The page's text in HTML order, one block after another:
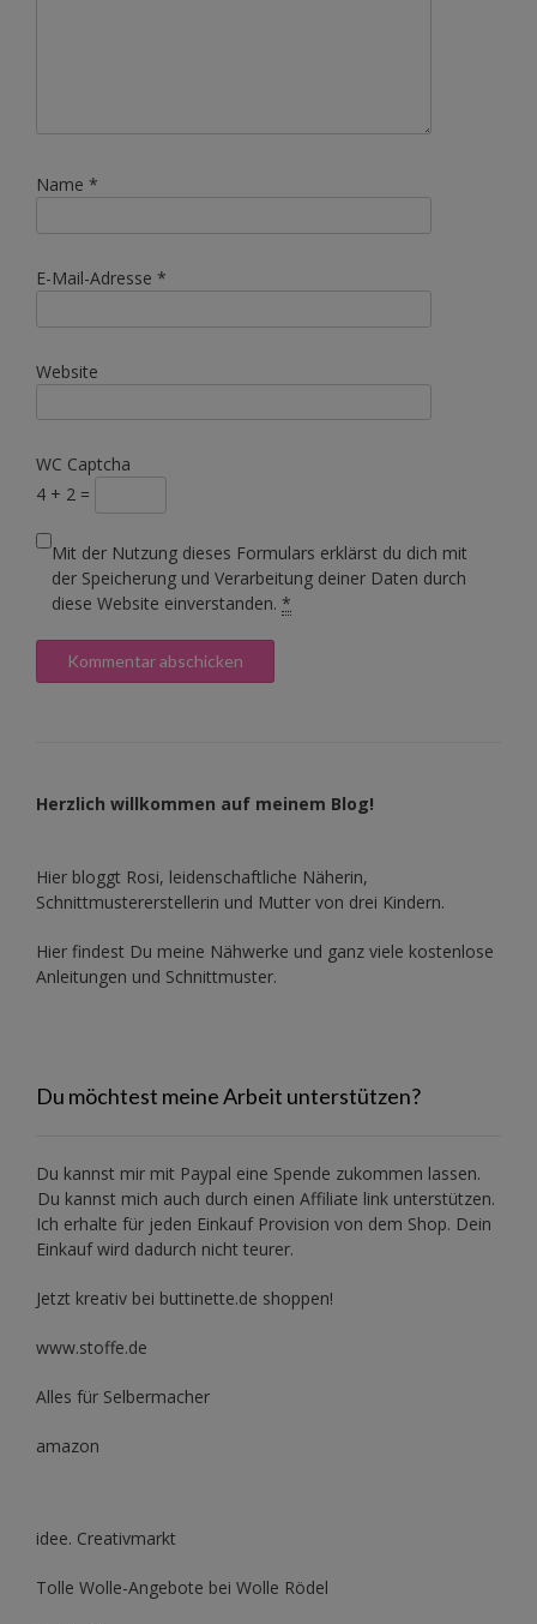
Name *
E-Mail-Adresse *
Website
WC Captcha
4 + 2 =
Mit der Nutzung dieses Formulars erklärst du dich mit
der Speicherung und Verarbeitung deiner Daten durch
diese Website einverstanden. *
Herzlich willkommen auf meinem Blog!
Hier bloggt Rosi, leidenschaftliche Näherin,
Schnittmustererstellerin und Mutter von drei Kindern.
Hier findest Du meine Nähwerke und ganz viele kostenlose
Anleitungen und Schnittmuster.
Du möchtest meine Arbeit unterstützen?
Du kannst mir mit Paypal eine Spende zukommen lassen.
Du kannst mich auch durch einen Affiliate link unterstützen.
Ich erhalte für jeden Einkauf Provision von dem Shop. Dein
Einkauf wird dadurch nicht teurer.
Jetzt kreativ bei buttinette.de shoppen!
www.stoffe.de
Alles für Selbermacher
amazon
idee. Creativmarkt
Tolle Wolle-Angebote bei Wolle Rödel